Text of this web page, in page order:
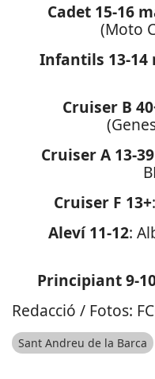
Cadet 15-16
(Moto
Infantils 13-14
Cruiser B
Cruiser A 13-39
Cruiser F 13+
Aleví 11-12:
Principiant 9-
Redacció / Fotos:
Sant Andreu de la Barca